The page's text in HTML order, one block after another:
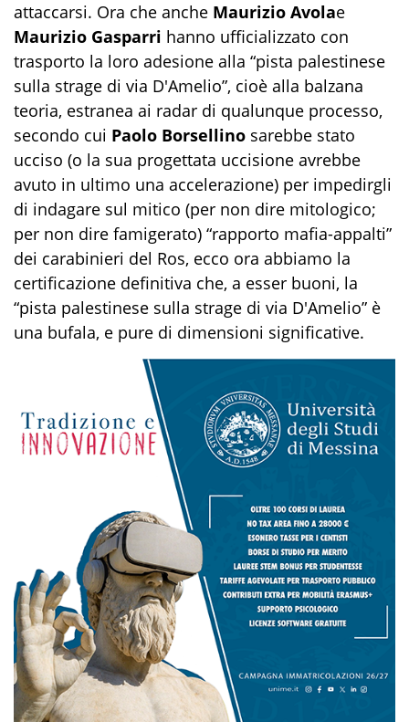
attaccarsi. Ora che anche Maurizio Avolae
Maurizio Gasparri hanno ufficializzato con
trasporto la loro adesione alla “pista palestinese
sulla strage di via D'Amelio”, cioè alla balzana
teoria, estranea ai radar di qualunque processo,
secondo cui Paolo Borsellino sarebbe stato
ucciso (o la sua progettata uccisione avrebbe
avuto in ultimo una accelerazione) per impedirgli
di indagare sul mitico (per non dire mitologico;
per non dire famigerato) “rapporto mafia-appalti”
dei carabinieri del Ros, ecco ora abbiamo la
certificazione definitiva che, a esser buoni, la
“pista palestinese sulla strage di via D'Amelio” è
una bufala, e pure di dimensioni significative.